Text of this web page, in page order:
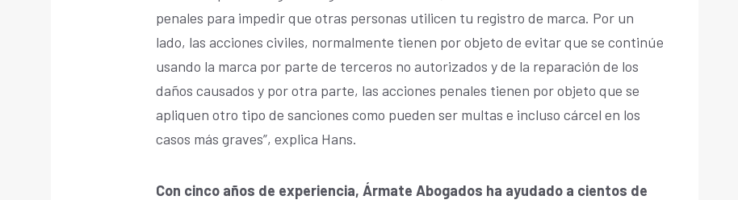
penales para impedir que otras personas utilicen tu registro de marca. Por un
lado, las acciones civiles, normalmente tienen por objeto de evitar que se continúe
usando la marca por parte de terceros no autorizados y de la reparación de los
daños causados y por otra parte, las acciones penales tienen por objeto que se
apliquen otro tipo de sanciones como pueden ser multas e incluso cárcel en los
casos más graves”, explica Hans.
Con cinco años de experiencia, Ármate Abogados ha ayudado a cientos de